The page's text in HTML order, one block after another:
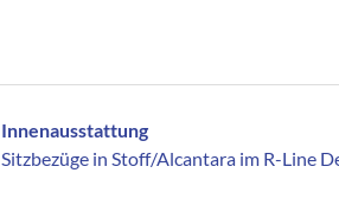
Innenausstattung
Sitzbezüge in Stoff/Alcantara im R-Line